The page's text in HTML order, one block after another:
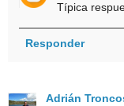
Típica
Responder
Adrián